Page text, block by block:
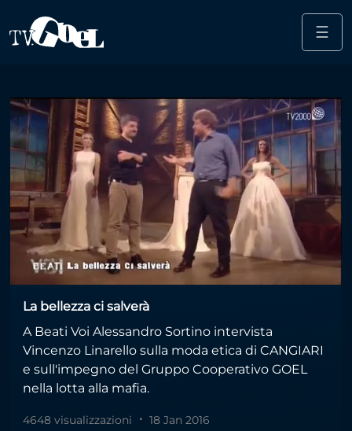
☰
abiti sposa
La bellezza ci salverà
A Beati Voi Alessandro Sortino intervista
Vincenzo Linarello sulla moda etica di CANGIARI
e sull'impegno del Gruppo Cooperativo GOEL
nella lotta alla mafia.
4648 visualizzazioni 18 Jan 2016